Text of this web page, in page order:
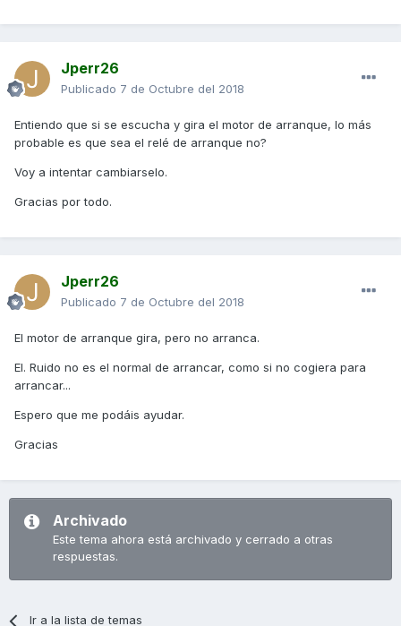
Jperr26
Publicado 7 de Octubre del 2018
Entiendo que si se escucha y gira el motor de arranque, lo más
probable es que sea el relé de arranque no?
Voy a intentar cambiarselo.
Gracias por todo.
Jperr26
Publicado 7 de Octubre del 2018
El motor de arranque gira, pero no arranca.
El. Ruido no es el normal de arrancar, como si no cogiera para
arrancar...
Espero que me podáis ayudar.
Gracias
Archivado
Este tema ahora está archivado y cerrado a otras
respuestas.
Ir a la lista de temas